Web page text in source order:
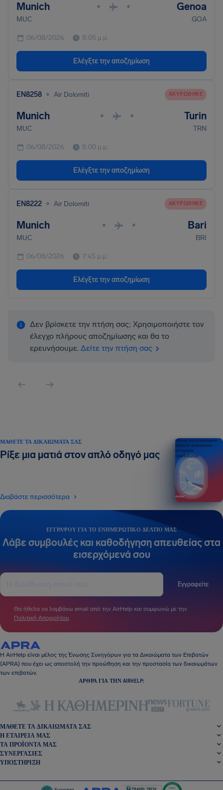
Munich • • Genoa
MUC GOA
06/08/2026 8:05 μ.μ.
Ελέγξτε την αποζημίωση
EN8258 • Air Dolomiti ΑΚΥΡΏΘΗΚΕ
Munich • • Turin
MUC TRN
06/08/2026 8:00 μ.μ.
Ελέγξτε την αποζημίωση
EN8222 • Air Dolomiti ΑΚΥΡΏΘΗΚΕ
Munich • • Bari
MUC BRI
06/08/2026 7:45 μ.μ.
Ελέγξτε την αποζημίωση
Δεν βρίσκετε την πτήση σας; Χρησιμοποιήστε τον
έλεγχο πλήρους αποζημίωσης και θα το
ερευνήσουμε. Δείτε την πτήση σας
ΕΓΓΡΆΨΟΥ ΓΙΑ ΤΟ ΕΝΗΜΕΡΩΤΙΚΌ ΔΕΛΤΊΟ ΜΑΣ
Λάβε συμβουλές και καθοδήγηση απευθείας στα
εισερχόμενά σου
Εγγραφείτε
Θα ήθελα να λαμβάνω email από την AirHelp και συμφωνώ με την
Πολιτική Απορρήτου.
ΜΆΘΕΤΕ ΤΑ ΔΙΚΑΙΏΜΑΤΆ ΣΑΣ
Ρίξε μια ματιά στον απλό οδηγό μας
Διαβάστε περισσότερα
Οδηγός για τα δικαιώματα
επιβατών αεροπορικών
μεταφορών
ΕΚΔΟΣΗ 2026
Η AirHelp είναι μέλος της Ένωσης Συνηγόρων για τα Δικαιώματα των Επιβατών
(APRA) που έχει ως αποστολή την προώθηση και την προστασία των δικαιωμάτων
των επιβατών.
ΆΡΘΡΑ ΓΙΑ ΤΗΝ AIRHELP:
ΜΆΘΕΤΕ ΤΑ ΔΙΚΑΙΏΜΑΤΆ ΣΑΣ
Η ΕΤΑΙΡΕΊΑ ΜΑΣ
ΤΑ ΠΡΟΪΌΝΤΑ ΜΑΣ
ΣΥΝΕΡΓΑΣΊΕΣ
ΥΠΟΣΤΉΡΙΞΗ